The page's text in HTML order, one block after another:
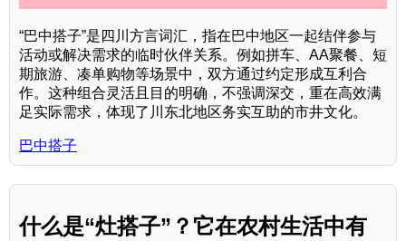
“巴中搭子”是四川方言词汇，指在巴中地区一起结伴参与
活动或解决需求的临时伙伴关系。例如拼车、AA聚餐、短
期旅游、凑单购物等场景中，双方通过约定形成互利合
作。这种组合灵活且目的明确，不强调深交，重在高效满
足实际需求，体现了川东北地区务实互助的市井文化。
巴中搭子
什么是“灶搭子”？它在农村生活中有